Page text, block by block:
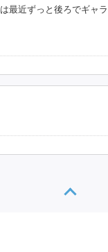
最近ずっと後ろでギャ